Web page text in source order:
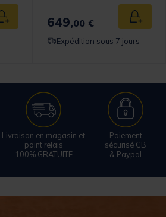
Ajouter au panier
649,00 €
Expédition sous 7 jours
Livraison en magasin et
point relais
100% GRATUITE
Paiement
sécurisé CB
& Paypal